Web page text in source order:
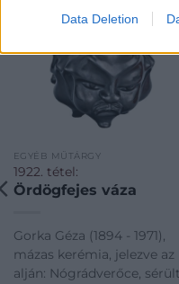
Data Deletion
EGYÉB MŰTÁRGY
1922. tétel:
Ördögfejes váza
Gorka Géza (1894 - 1971),
mázas kerémia, jelezve az
alján: Nógrádverőce, sérült,